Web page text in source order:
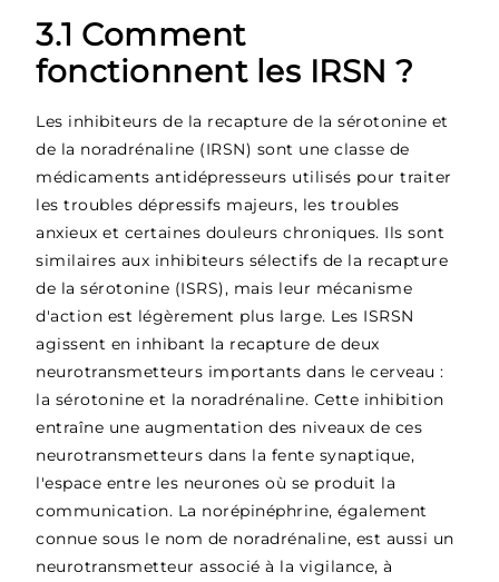
3.1 Comment
fonctionnent les IRSN ?
Les inhibiteurs de la recapture de la sérotonine et
de la noradrénaline (IRSN) sont une classe de
médicaments antidépresseurs utilisés pour traiter
les troubles dépressifs majeurs, les troubles
anxieux et certaines douleurs chroniques. Ils sont
similaires aux inhibiteurs sélectifs de la recapture
de la sérotonine (ISRS), mais leur mécanisme
d'action est légèrement plus large. Les ISRSN
agissent en inhibant la recapture de deux
neurotransmetteurs importants dans le cerveau :
la sérotonine et la noradrénaline. Cette inhibition
entraîne une augmentation des niveaux de ces
neurotransmetteurs dans la fente synaptique,
l'espace entre les neurones où se produit la
communication. La norépinéphrine, également
connue sous le nom de noradrénaline, est aussi un
neurotransmetteur associé à la vigilance, à